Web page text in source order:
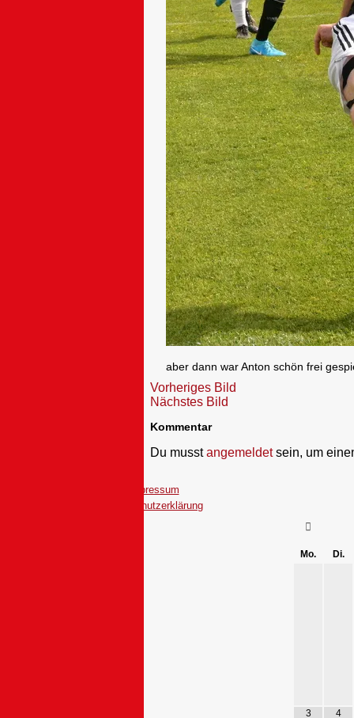
aber dann war Anton schön frei
Vorheriges Bild
Nächstes Bild
Kommentar
Du musstangemeldetsein, um
Impressum
Datenschutzerklärung
Mo. Di.
3 4